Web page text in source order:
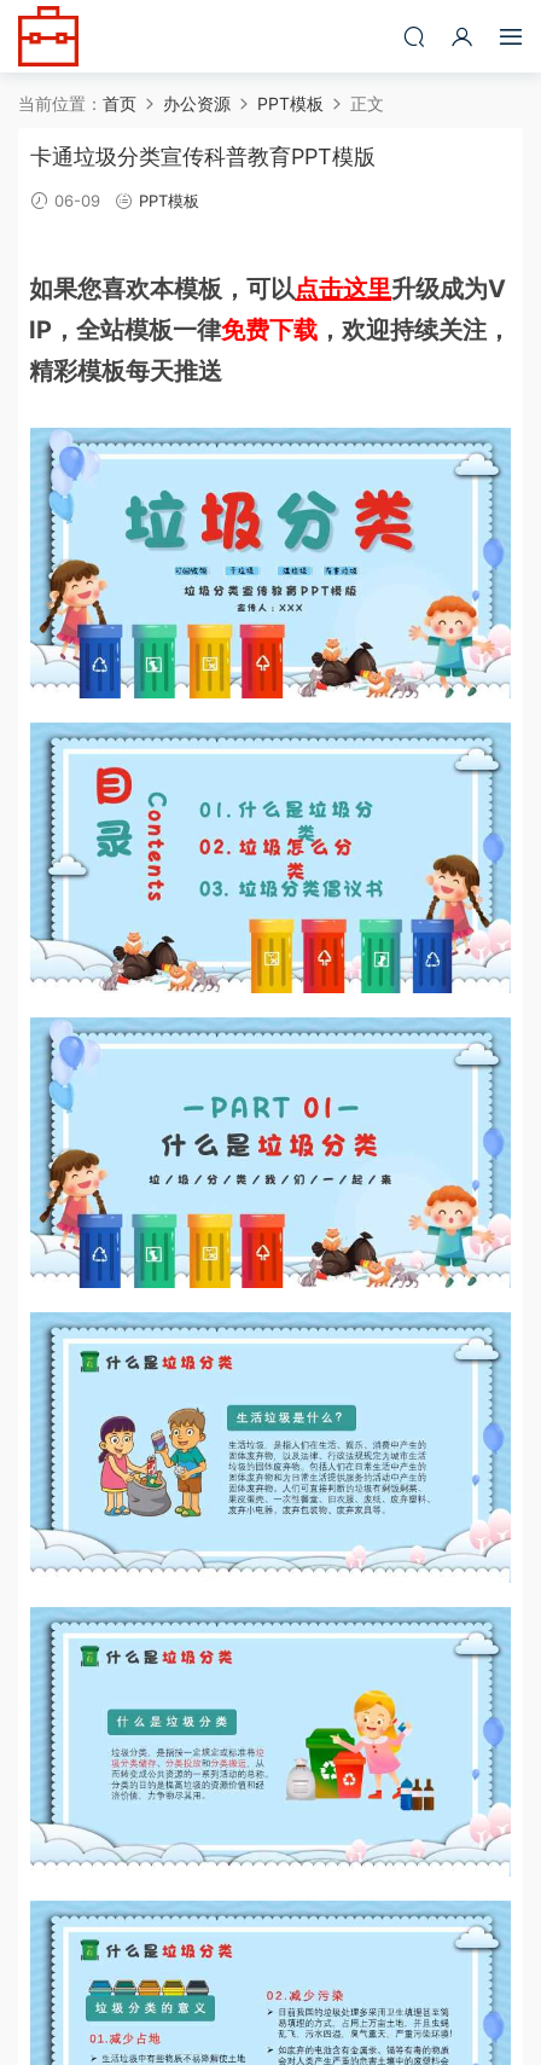
当前位置： 首页 办公资源 PPT模板 正文
卡通垃圾分类宣传科普教育PPT模版
06-09 PPT模板
如果您喜欢本模板，可以点击这里升级成为V
IP，全站模板一律免费下载 ，欢迎持续关注，
精彩模板每天推送